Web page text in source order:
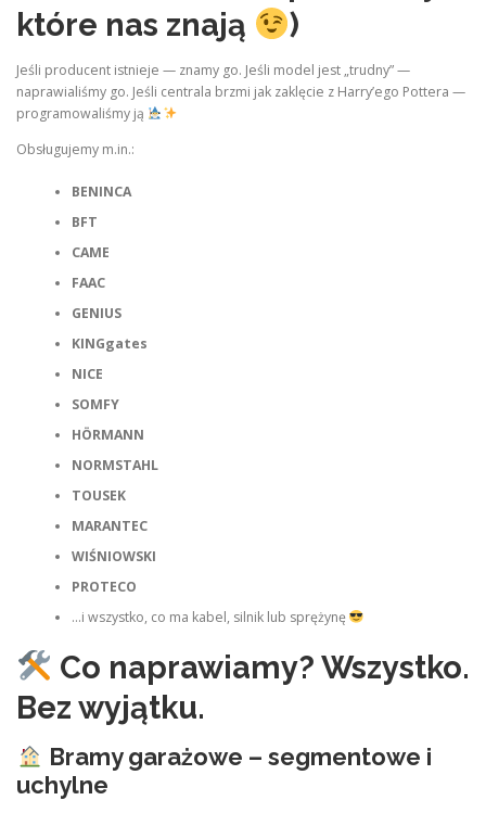
które nas znają
)
Jeśli producent istnieje — znamy go. Jeśli model jest „trudny” —
naprawialiśmy go. Jeśli centrala brzmi jak zaklęcie z Harry’ego Pottera —
programowaliśmy ją
Obsługujemy m.in.:
BENINCA
BFT
CAME
FAAC
GENIUS
KINGgates
NICE
SOMFY
HÖRMANN
NORMSTAHL
TOUSEK
MARANTEC
WIŚNIOWSKI
PROTECO
…i wszystko, co ma kabel, silnik lub sprężynę
Co naprawiamy? Wszystko.
Bez wyjątku.
Bramy garażowe – segmentowe i
uchylne